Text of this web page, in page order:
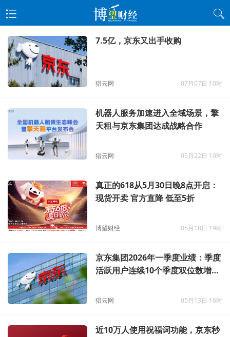
7.5亿，京东又出手收购
猎云网 07月07日 10时
机器人服务加速进入全域场景，擎
天租与京东集团达成战略合作
猎云网 05月22日 10时
真正的618从5月30日晚8点开启：
现货开卖 官方直降 低至5折
博望财经 05月18日 19时
京东集团2026年一季度业绩：季度
活跃用户连续10个季度双位数增
运营中心
猎云网 05月13日 16时
近10万人使用祝福词功能，京东秒